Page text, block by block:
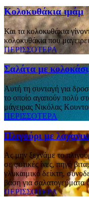
Κολοκυθάκια ιμάμ
Και τα κολοκυθάκια
κολοκυθάκια που
ΠΕΡΙΣΣΟΤΕΡΑ
Σαλάτα με
Αυτή τη συνταγή για
το οποίο αγαπούν πολύ
μάγειρας Νικόλας
ΠΕΡΙΣΣΟΤΕΡΑ
Πλιγούρι με
Ας μην ξεχνάμε το
σε φυτικές ίνες, πηγή
γλυκαιμικό δείκτη,
βάση για σαλατογεύματα
ΠΕΡΙΣΣΟΤΕΡΑ